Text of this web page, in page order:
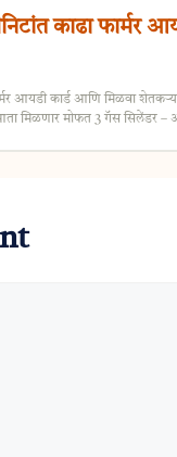
काढा फार्मर
आयडी कार्ड आणि मिळवा
मिळणार मोफत 3 गॅस सिलेंडर –